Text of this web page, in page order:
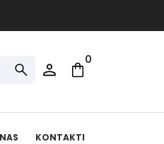
0
KONTAKTI